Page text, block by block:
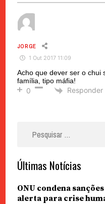
JORGE
1 Out 2017 11:09
Acho que dever ser o chui
família, tipo máfia!
0 Responder
Últimas Notícias
ONU condena
alerta para crise